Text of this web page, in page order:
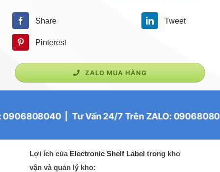
Share Tweet
Pinterest
ZALO MUA HÀNG
| Tư Vấn 24/7 Trên ZALO: 0906808040 | Tư
Lợi ích của Electronic Shelf Labeltrong kho
vận và quản lý kho: